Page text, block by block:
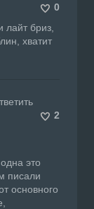
0
лайт бриз,
хватит
2
это
писали
основного